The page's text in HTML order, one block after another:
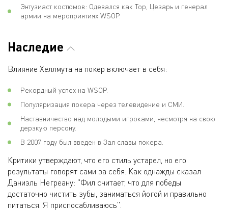
Энтузиаст костюмов: Одевался как Тор, Цезарь и генерал
армии на мероприятиях WSOP.
Наследие
Влияние Хеллмута на покер включает в себя:
Рекордный успех на WSOP.
Популяризация покера через телевидение и СМИ.
Наставничество над молодыми игроками, несмотря на свою
дерзкую персону.
В 2007 году был введен в Зал славы покера.
Критики утверждают, что его стиль устарел, но его
результаты говорят сами за себя. Как однажды сказал
Даниэль Негреану: "Фил считает, что для победы
достаточно чистить зубы, заниматься йогой и правильно
питаться. Я приспосабливаюсь".